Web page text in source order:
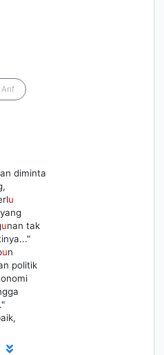
diminta
u
unan tak
un
politik